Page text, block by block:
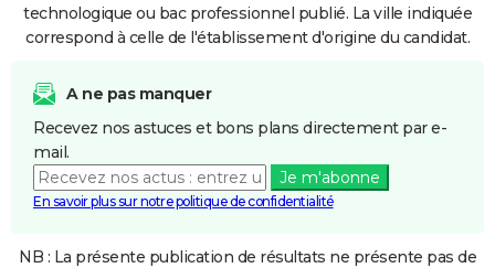
technologique ou bac professionnel publié. La ville indiquée
correspond à celle de l'établissement d'origine du candidat.
A ne pas manquer
Recevez nos astuces et bons plans directement par e-
mail.
Je m'abonne
En savoir plus sur notre politique de confidentialité
NB : La présente publication de résultats ne présente pas de